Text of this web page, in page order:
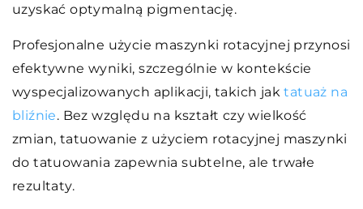
uzyskać optymalną pigmentację.
Profesjonalne użycie maszynki rotacyjnej przynosi
efektywne wyniki, szczególnie w kontekście
wyspecjalizowanych aplikacji, takich jaktatuaż na
bliźnie. Bez względu na kształt czy wielkość
zmian, tatuowanie z użyciem rotacyjnej maszynki
do tatuowania zapewnia subtelne, ale trwałe
rezultaty.